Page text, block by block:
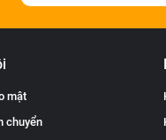
mật
chuyển